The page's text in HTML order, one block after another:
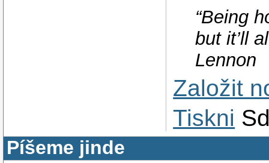
“Being
but it’ll
Lennon
Založit
Tiskni
Píšeme jinde